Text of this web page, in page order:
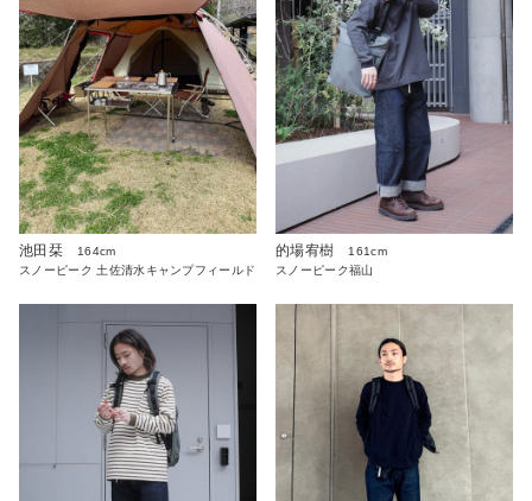
池田栞
164cm
スノーピーク 土佐清水キャンプフィールド
的場宥樹
161cm
スノーピーク福山